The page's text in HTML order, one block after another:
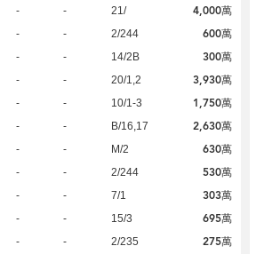
- - 21/ 4,000萬
- - 2/244 600萬
- - 14/2B 300萬
- - 20/1,2 3,930萬
- - 10/1-3 1,750萬
- - B/16,17 2,630萬
- - M/2 630萬
- - 2/244 530萬
- - 7/1 303萬
- - 15/3 695萬
- - 2/235 275萬